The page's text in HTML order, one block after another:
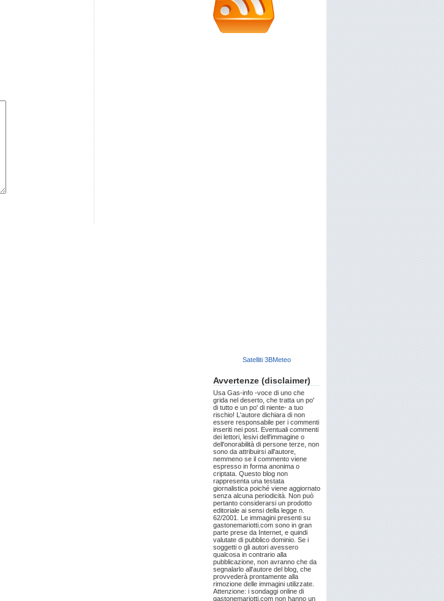
Satelliti 3BMeteo
Avvertenze (disclaimer)
Usa Gas-info -voce di uno che
grida nel deserto, che tratta un po'
di tutto e un po' di niente- a tuo
rischio! L'autore dichiara di non
essere responsabile per i commenti
inseriti nei post. Eventuali commenti
dei lettori, lesivi dell'immagine o
dell'onorabilità di persone terze, non
sono da attribuirsi all'autore,
nemmeno se il commento viene
espresso in forma anonima o
criptata. Questo blog non
rappresenta una testata
giornalistica poiché viene aggiornato
senza alcuna periodicità. Non può
pertanto considerarsi un prodotto
editoriale ai sensi della legge n.
62/2001. Le immagini presenti su
gastonemariotti.com sono in gran
parte prese da Internet, e quindi
valutate di pubblico dominio. Se i
soggetti o gli autori avessero
qualcosa in contrario alla
pubblicazione, non avranno che da
segnalarlo all'autore del blog, che
provvederà prontamente alla
rimozione delle immagini utilizzate.
Attenzione: i sondaggi online di
gastonemariotti.com non hanno un